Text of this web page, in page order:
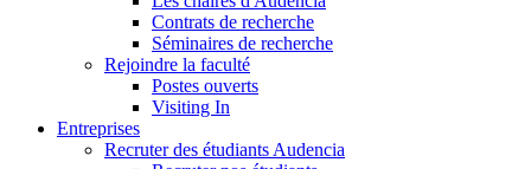
Contrats de recherche
Séminaires de recherche
Rejoindre la faculté
Postes ouverts
Visiting In
Entreprises
Recruter des étudiants Audencia